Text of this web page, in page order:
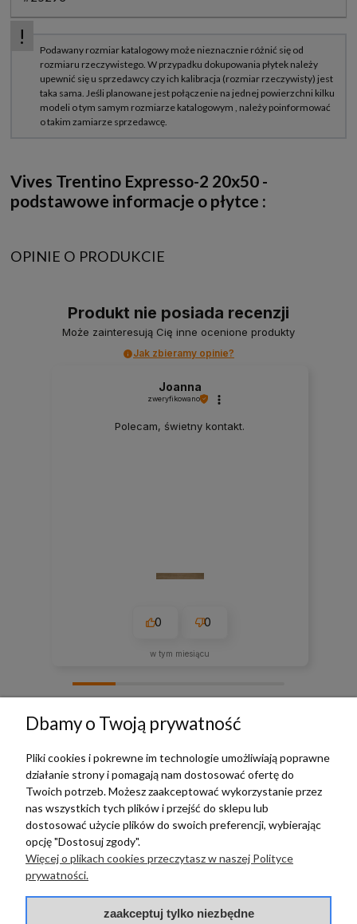
Vives Trentino Expresso-2 20x50 -
podstawowe informacje o płytce :
OPINIE O PRODUKCIE
Produkt nie posiada recenzji
Może zainteresują Cię inne ocenione produkty
Jak zbieramy opinie?
Joanna
zweryfikowano
Polecam, świetny kontakt.
0 0
w tym miesiącu
TERRADECO
BAZA WIEDZY
PŁATNOŚCI I DOSTAWA
Dbamy o Twoją prywatność
Pliki cookies i pokrewne im technologie umożliwiają poprawne
działanie strony i pomagają nam dostosować ofertę do
Twoich potrzeb. Możesz zaakceptować wykorzystanie przez
nas wszystkich tych plików i przejść do sklepu lub
dostosować użycie plików do swoich preferencji, wybierając
opcję "Dostosuj zgody".
Więcej o plikach cookies przeczytasz w naszej Polityce
prywatności.
zaakceptuj tylko niezbędne